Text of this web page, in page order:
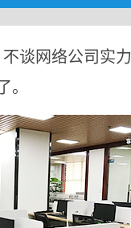
不谈网络公司实力
。